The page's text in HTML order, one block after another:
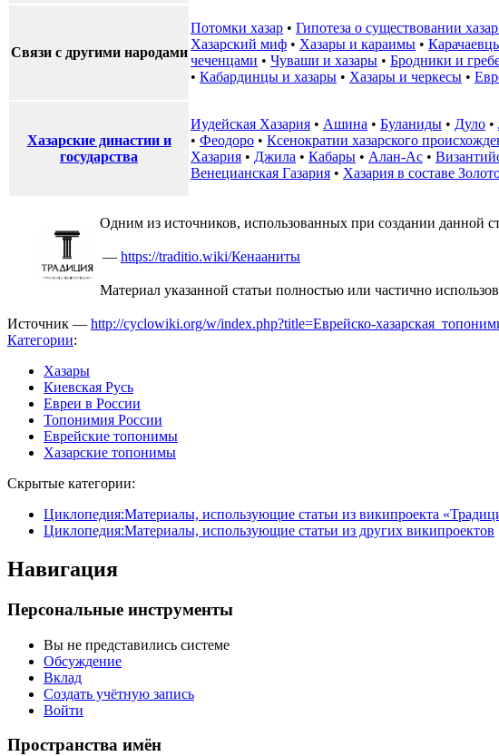
Связи с другими народами
Потомки хазар • Гипотеза о существовании
Хазарский миф • Хазары и караимы •
чеченцами • Чуваши и хазары • Бродники и
• Кабардинцы и хазары • Хазары и черкесы •
Хазарские династии и
государства
Иудейская Хазария • Ашина • Буланиды • Дуло •
• Феодоро • Ксенократии хазарского
Хазария • Джила • Кабары • Алан-Ас •
Венецианская Газария • Хазария в составе
Одним из источников, использованных при создании данной
— https://traditio.wiki/Кенааниты
Материал указанной статьи полностью или частично
Источник — http://cyclowiki.org/w/index.php?title=Еврейско-
Категории:
Хазары
Киевская Русь
Евреи в России
Топонимия России
Еврейские топонимы
Хазарские топонимы
Скрытые категории:
Циклопедия:Материалы, использующие статьи из википроекта
Циклопедия:Материалы, использующие статьи из других википроектов
Навигация
Персональные инструменты
Вы не представились системе
Обсуждение
Вклад
Создать учётную запись
Войти
Пространства имён